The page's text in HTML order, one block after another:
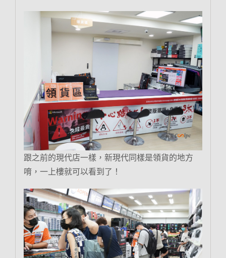
跟之前的現代店一樣，新現代同樣是領貨的地方
唷，一上樓就可以看到了！